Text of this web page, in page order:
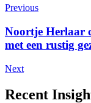
Previous
Noortje Herlaar
met een rustig
Next
Recent